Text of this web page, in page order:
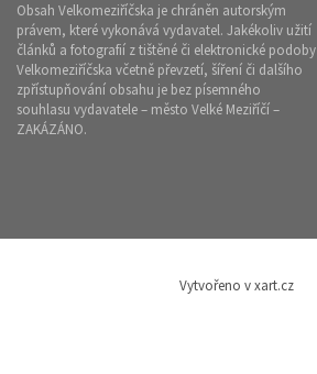
Obsah Velkomeziříčska je chráněn autorským
právem, které vykonává vydavatel. Jakékoliv užití
článků a fotografií z tištěné či elektronické podoby
Velkomeziříčska včetně převzetí, šíření či dalšího
zpřístupňování obsahu je bez písemného
souhlasu vydavatele – město Velké Meziříčí –
ZAKÁZÁNO.
Vytvořeno v xart.cz